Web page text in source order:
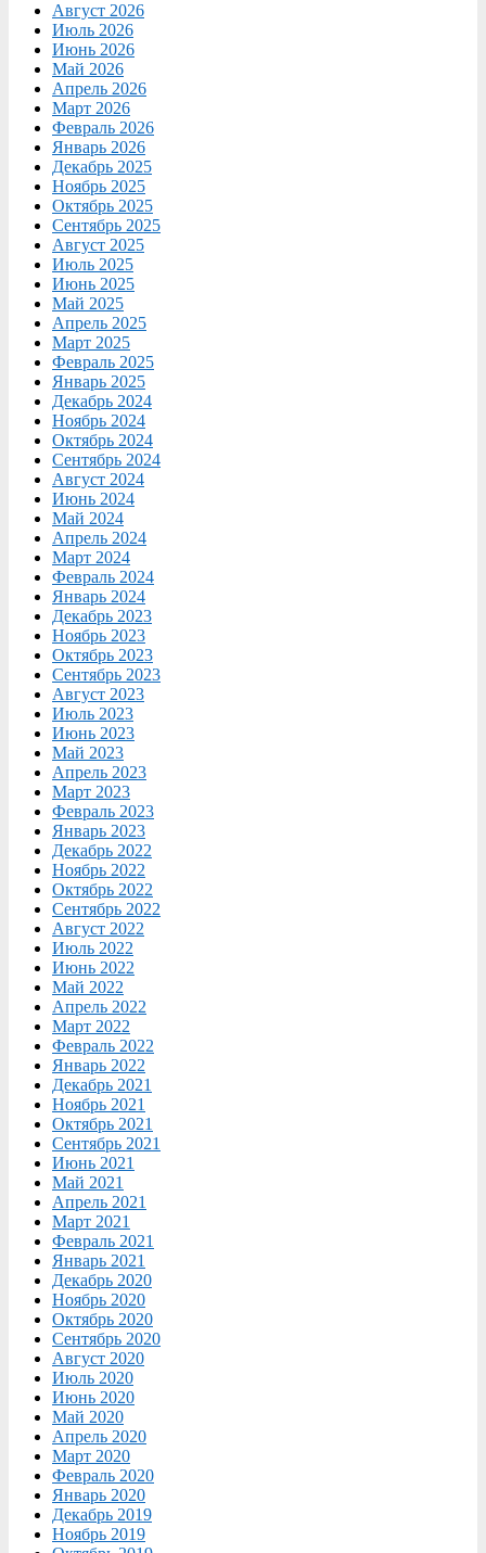
Август 2026
Июль 2026
Июнь 2026
Май 2026
Апрель 2026
Март 2026
Февраль 2026
Январь 2026
Декабрь 2025
Ноябрь 2025
Октябрь 2025
Сентябрь 2025
Август 2025
Июль 2025
Июнь 2025
Май 2025
Апрель 2025
Март 2025
Февраль 2025
Январь 2025
Декабрь 2024
Ноябрь 2024
Октябрь 2024
Сентябрь 2024
Август 2024
Июнь 2024
Май 2024
Апрель 2024
Март 2024
Февраль 2024
Январь 2024
Декабрь 2023
Ноябрь 2023
Октябрь 2023
Сентябрь 2023
Август 2023
Июль 2023
Июнь 2023
Май 2023
Апрель 2023
Март 2023
Февраль 2023
Январь 2023
Декабрь 2022
Ноябрь 2022
Октябрь 2022
Сентябрь 2022
Август 2022
Июль 2022
Июнь 2022
Май 2022
Апрель 2022
Март 2022
Февраль 2022
Январь 2022
Декабрь 2021
Ноябрь 2021
Октябрь 2021
Сентябрь 2021
Июнь 2021
Май 2021
Апрель 2021
Март 2021
Февраль 2021
Январь 2021
Декабрь 2020
Ноябрь 2020
Октябрь 2020
Сентябрь 2020
Август 2020
Июль 2020
Июнь 2020
Май 2020
Апрель 2020
Март 2020
Февраль 2020
Январь 2020
Декабрь 2019
Ноябрь 2019